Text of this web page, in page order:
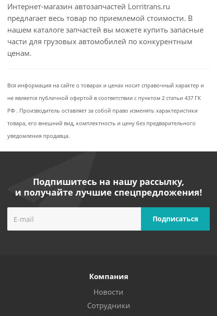
Интернет-магазин автозапчастей Lorritrans.ru
предлагает весь товар по приемлемой стоимости. В
нашем каталоге запчастей вы можете купить запасные
части для грузовых автомобилей по конкурентным
ценам.
Вся информация на сайте о товарах и ценах носит справочный характер и
не является публичной офертой в соответствии с пунктом 2 статьи 437 ГК
РФ . Производитель оставляет за собой право изменять характеристики
товара, его внешний вид, комплектность и цену без предварительного
уведомления продавца.
Подпишитесь на нашу рассылку,
и получайте лучшие спецпредложения!
Компания
Новости
Сотрудники